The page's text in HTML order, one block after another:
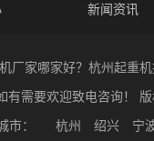
新闻资讯
家哪家好？杭州起重
有需要欢迎致电咨询！
市：
杭州 绍兴 宁